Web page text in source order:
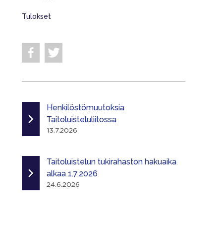
Tulokset
Henkilöstömuutoksia
Taitoluisteluliitossa
13.7.2026
Taitoluistelun tukirahaston hakuaika
alkaa 1.7.2026
24.6.2026